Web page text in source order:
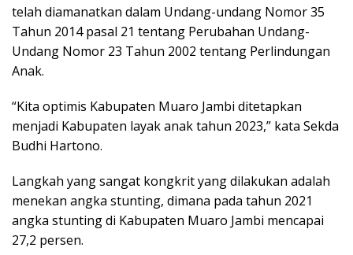
telah diamanatkan dalam Undang-undang Nomor 35
Tahun 2014 pasal 21 tentang Perubahan Undang-
Undang Nomor 23 Tahun 2002 tentang Perlindungan
Anak.
“Kita optimis Kabupaten Muaro Jambi ditetapkan
menjadi Kabupaten layak anak tahun 2023,” kata Sekda
Budhi Hartono.
Langkah yang sangat kongkrit yang dilakukan adalah
menekan angka stunting, dimana pada tahun 2021
angka stunting di Kabupaten Muaro Jambi mencapai
27,2 persen.